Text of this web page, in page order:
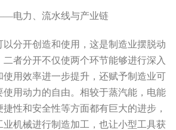
电力、流水线与产业链
以分开创造和使用，这是制造业摆脱动
者分开不仅使两个环节能够进行深入
使用效率进一步提升，还赋予制造业可
使用动力的自由。相较于蒸汽能，电能
性和安全性等方面都有巨大的进步，
业机械进行制造加工，也让小型工具获